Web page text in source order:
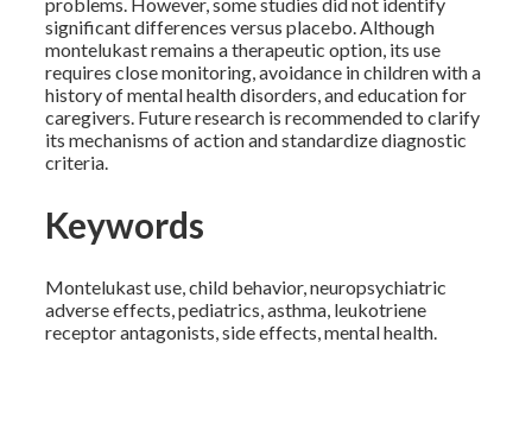
significant differences versus placebo. Although
montelukast remains a therapeutic option, its use
requires close monitoring, avoidance in children with a
history of mental health disorders, and education for
caregivers. Future research is recommended to clarify
its mechanisms of action and standardize diagnostic
criteria.
Keywords
Montelukast use, child behavior, neuropsychiatric
adverse effects, pediatrics, asthma, leukotriene
receptor antagonists, side effects, mental health.